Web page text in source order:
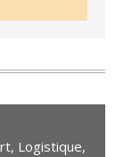
Logistique,